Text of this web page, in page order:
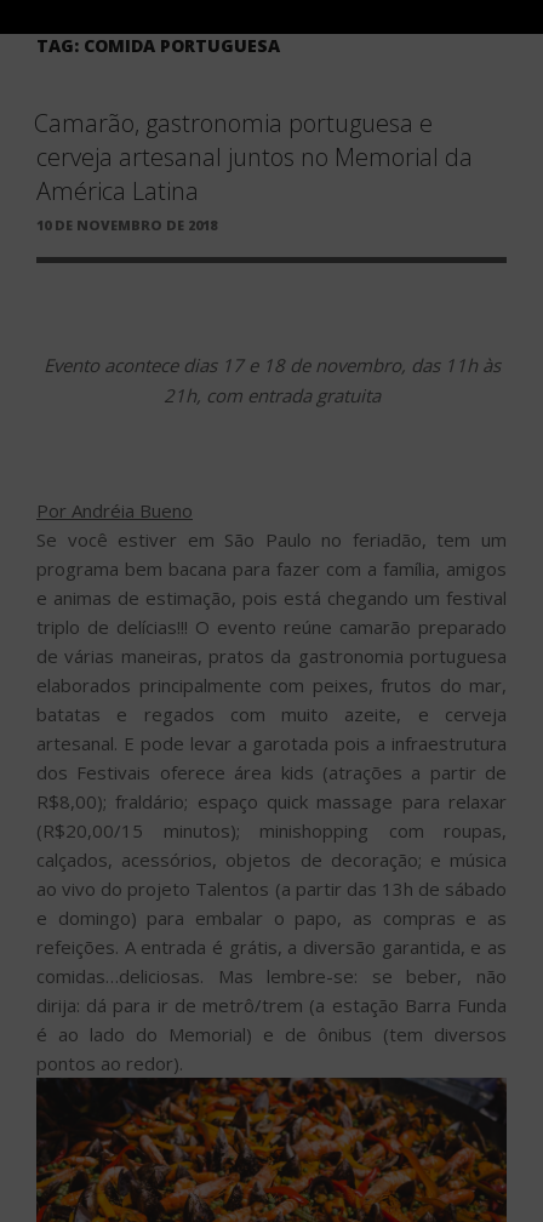
TAG: COMIDA PORTUGUESA
Camarão, gastronomia portuguesa e
cerveja artesanal juntos no Memorial da
América Latina
PUBLICADO
10 DE NOVEMBRO DE 2018
Evento acontece dias 17 e 18 de novembro, das 11h às
21h, com entrada gratuita
Por Andréia Bueno
Se você estiver em São Paulo no feriadão, tem um
programa bem bacana para fazer com a família, amigos
e animas de estimação, pois está chegando um festival
triplo de delícias!!! O evento reúne camarão preparado
de várias maneiras, pratos da gastronomia portuguesa
elaborados principalmente com peixes, frutos do mar,
batatas e regados com muito azeite, e cerveja
artesanal. E pode levar a garotada pois a infraestrutura
dos Festivais oferece área kids (atrações a partir de
R$8,00); fraldário; espaço quick massage para relaxar
(R$20,00/15 minutos); minishopping com roupas,
calçados, acessórios, objetos de decoração; e música
ao vivo do projeto Talentos (a partir das 13h de sábado
e domingo) para embalar o papo, as compras e as
refeições. A entrada é grátis, a diversão garantida, e as
comidas…deliciosas. Mas lembre-se: se beber, não
dirija: dá para ir de metrô/trem (a estação Barra Funda
é ao lado do Memorial) e de ônibus (tem diversos
pontos ao redor).